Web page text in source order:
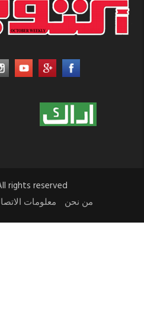
rights reserved
من نحن
معلومات